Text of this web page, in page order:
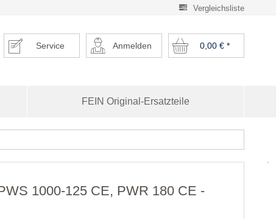
Vergleichsliste
0,00 €*
Anmelden
Service
FEIN Original-Ersatzteile
1000-125 CE, PWR 180 CE -